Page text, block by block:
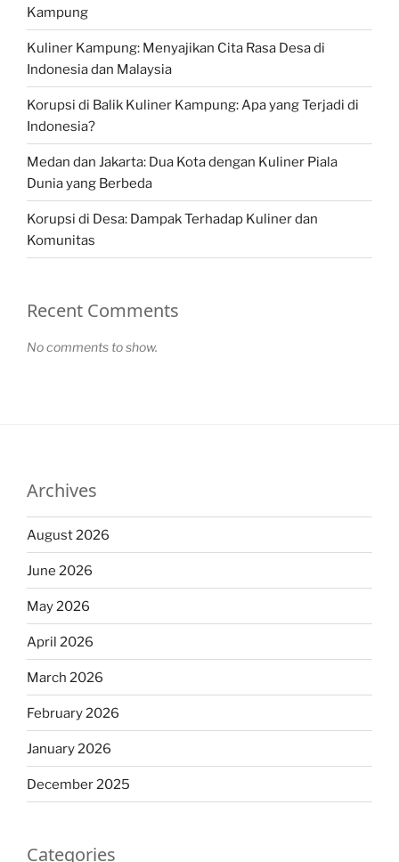
Kampung
Kuliner Kampung: Menyajikan Cita Rasa Desa di
Indonesia dan Malaysia
Korupsi di Balik Kuliner Kampung: Apa yang Terjadi di
Indonesia?
Medan dan Jakarta: Dua Kota dengan Kuliner Piala
Dunia yang Berbeda
Korupsi di Desa: Dampak Terhadap Kuliner dan
Komunitas
Recent Comments
No comments to show.
Archives
August 2026
June 2026
May 2026
April 2026
March 2026
February 2026
January 2026
December 2025
Categories